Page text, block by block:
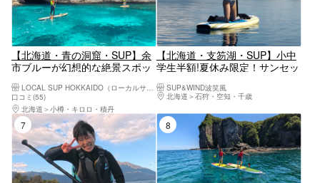
【北海道・青の洞窟・SUP】余
市ブルーが幻想的な絶景スポッ
シュノーケルレンタル無料！女
子旅・カップルファミリーに人
気！
LOCAL SUP HOKKAIDO（ローカルサップホッカイドウ）
口コミ(55)
北海道
小樽・キロロ・積丹
【北海道・支笏湖・SUP】小中
学生半額!夏休み限定！サンセッ
ール込みで安心◎WFR所持ガイ
ド常駐！Insta 360 Ace Pro動画
無料プレゼント！
SUP&WIND波笑風
北海道
石狩・空知・千歳
7位 8位